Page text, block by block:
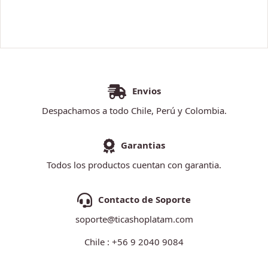
Envios
Despachamos a todo Chile, Perú y Colombia.
Garantias
Todos los productos cuentan con garantia.
Contacto de Soporte
soporte@ticashoplatam.com
Chile : +56 9 2040 9084